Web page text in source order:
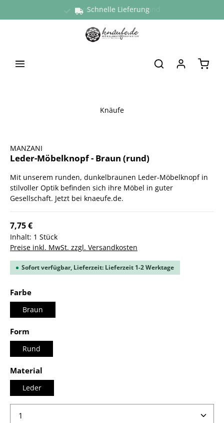
Schnelle Lieferung
Versand aus Deutschland
Knäufe
MANZANI
Leder-Möbelknopf - Braun (rund)
Mit unserem runden, dunkelbraunen Leder-Möbelknopf in
stilvoller Optik befinden sich ihre Möbel in guter
Gesellschaft. Jetzt bei knaeufe.de.
7,75 €
Inhalt: 1 Stück
Preise inkl. MwSt. zzgl. Versandkosten
Sofort verfügbar, Lieferzeit: Lieferzeit 1-2 Werktage
Farbeauswählen
Braun
Form
Rund
Material
Leder
Produkt Anzahl: Gib den gewünschten Wert ein